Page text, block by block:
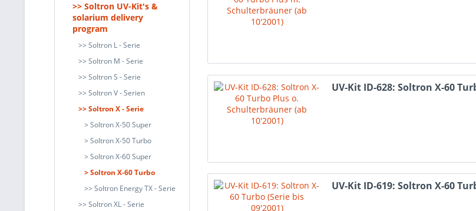
>> Soltron UV-Kit's &
solarium delivery
program
>> Soltron L - Serie
>> Soltron M - Serie
>> Soltron S - Serie
>> Soltron V - Serien
>> Soltron X - Serie
> Soltron X-50 Super
> Soltron X-50 Turbo
> Soltron X-60 Super
> Soltron X-60 Turbo
>> Soltron Energy TX - Serie
>> Soltron XL - Serie
UV-Kit ID-628: Soltron X-60
UV-Kit ID-619: Soltron X-60